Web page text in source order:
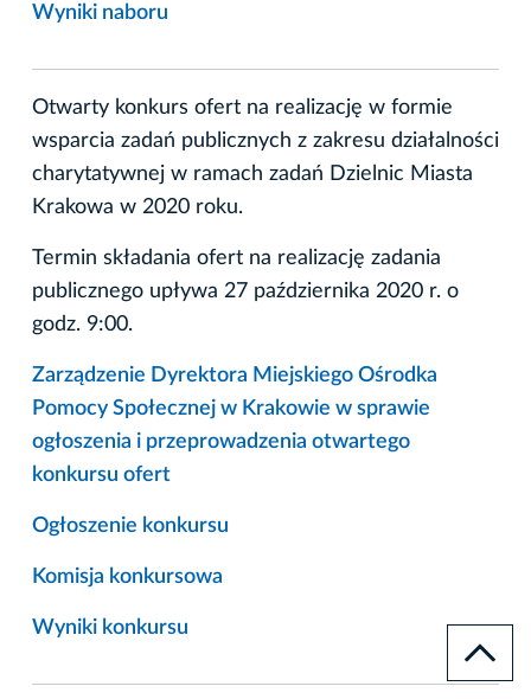
Wyniki naboru
Otwarty konkurs ofert na realizację w formie
wsparcia zadań publicznych z zakresu działalności
charytatywnej w ramach zadań Dzielnic Miasta
Krakowa w 2020 roku.
Termin składania ofert na realizację zadania
publicznego upływa 27 października 2020 r. o
godz. 9:00.
Zarządzenie Dyrektora Miejskiego Ośrodka
Pomocy Społecznej w Krakowie w sprawie
ogłoszenia i przeprowadzenia otwartego
konkursu ofert
Ogłoszenie konkursu
Komisja konkursowa
Wyniki konkursu